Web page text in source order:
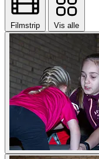
Filmstrip Vis alle